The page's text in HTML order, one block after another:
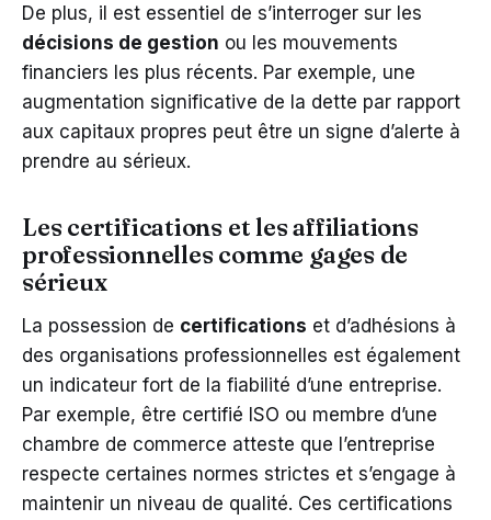
De plus, il est essentiel de s’interroger sur les
décisions de gestion ou les mouvements
financiers les plus récents. Par exemple, une
augmentation significative de la dette par rapport
aux capitaux propres peut être un signe d’alerte à
prendre au sérieux.
Les certifications et les affiliations
professionnelles comme gages de
sérieux
La possession de certifications et d’adhésions à
des organisations professionnelles est également
un indicateur fort de la fiabilité d’une entreprise.
Par exemple, être certifié ISO ou membre d’une
chambre de commerce atteste que l’entreprise
respecte certaines normes strictes et s’engage à
maintenir un niveau de qualité. Ces certifications